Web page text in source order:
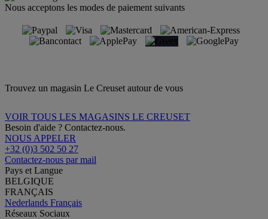
Nous acceptons les modes de paiement suivants
Trouvez un magasin Le Creuset autour de vous
VOIR TOUS LES MAGASINS LE CREUSET
Besoin d'aide ? Contactez-nous.
NOUS APPELER
+32 (0)3 502 50 27
Contactez-nous par mail
Pays et Langue
BELGIQUE
FRANÇAIS
Nederlands Français
Réseaux Sociaux